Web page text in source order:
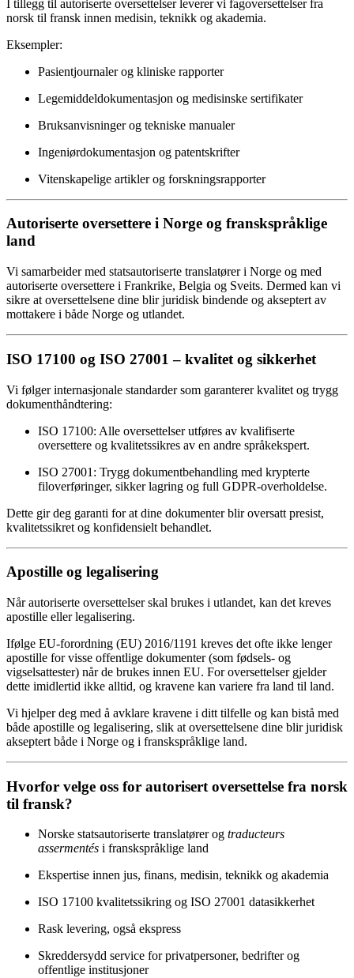
I tillegg til autoriserte oversettelser leverer vi fagoversettelser fra
norsk til fransk innen medisin, teknikk og akademia.
Eksempler:
Pasientjournaler og kliniske rapporter
Legemiddeldokumentasjon og medisinske sertifikater
Bruksanvisninger og tekniske manualer
Ingeniørdokumentasjon og patentskrifter
Vitenskapelige artikler og forskningsrapporter
Autoriserte oversettere i Norge og franskspråklige
land
Vi samarbeider med statsautoriserte translatører i Norge og med
autoriserte oversettere i Frankrike, Belgia og Sveits. Dermed kan vi
sikre at oversettelsene dine blir juridisk bindende og akseptert av
mottakere i både Norge og utlandet.
ISO 17100 og ISO 27001 – kvalitet og sikkerhet
Vi følger internasjonale standarder som garanterer kvalitet og trygg
dokumenthåndtering:
ISO 17100: Alle oversettelser utføres av kvalifiserte
oversettere og kvalitetssikres av en andre språkekspert.
ISO 27001: Trygg dokumentbehandling med krypterte
filoverføringer, sikker lagring og full GDPR-overholdelse.
Dette gir deg garanti for at dine dokumenter blir oversatt presist,
kvalitetssikret og konfidensielt behandlet.
Apostille og legalisering
Når autoriserte oversettelser skal brukes i utlandet, kan det kreves
apostille eller legalisering.
Ifølge EU-forordning (EU) 2016/1191 kreves det ofte ikke lenger
apostille for visse offentlige dokumenter (som fødsels- og
vigselsattester) når de brukes innen EU. For oversettelser gjelder
dette imidlertid ikke alltid, og kravene kan variere fra land til land.
Vi hjelper deg med å avklare kravene i ditt tilfelle og kan bistå med
både apostille og legalisering, slik at oversettelsene dine blir juridisk
akseptert både i Norge og i franskspråklige land.
Hvorfor velge oss for autorisert oversettelse fra norsk
til fransk?
Norske statsautoriserte translatører og traducteurs
assermentés i franskspråklige land
Ekspertise innen jus, finans, medisin, teknikk og akademia
ISO 17100 kvalitetssikring og ISO 27001 datasikkerhet
Rask levering, også ekspress
Skreddersydd service for privatpersoner, bedrifter og
offentlige institusjoner